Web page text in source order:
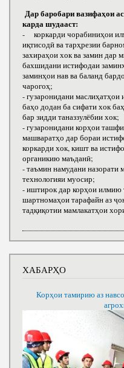
Дар баробари вазифаҳои
карда шудааст:
- коркарди чорабиниҳои
иқтисодӣ ва тарҳрезии
захираҳои хок ва замин дар
бахшидани истифодаи
заминҳои нав ва баланд
чарогоҳ;
- гузаронидани
баҳо додан ба сифати хок
бар зидди таназзулёбии хок;
- гузаронидани корҳои
машваратҳо дар бораи
коркарди хок, кишт ва
органикию маъданӣ;
- таъмин намудани назорати
технологияи муосир;
- иштирок дар корҳои илмию
шартномаҳои тарафайн аз
тадқиқотии мамлакатҳои
ХАБАРҲО
Корҳои тамирию аз